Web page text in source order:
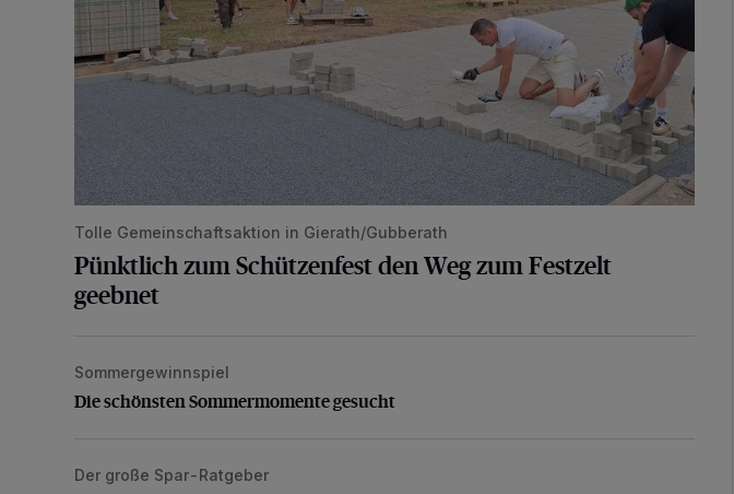
Tolle Gemeinschaftsaktion in Gierath/Gubberath
Pünktlich zum Schützenfest den Weg zum Festzelt
geebnet
Die schönsten Sommermomente gesucht
Sommergewinnspiel
Die schönsten Sommermomente gesucht
Lohnen sich kompatible Druckerpatronen?
Der große Spar-Ratgeber